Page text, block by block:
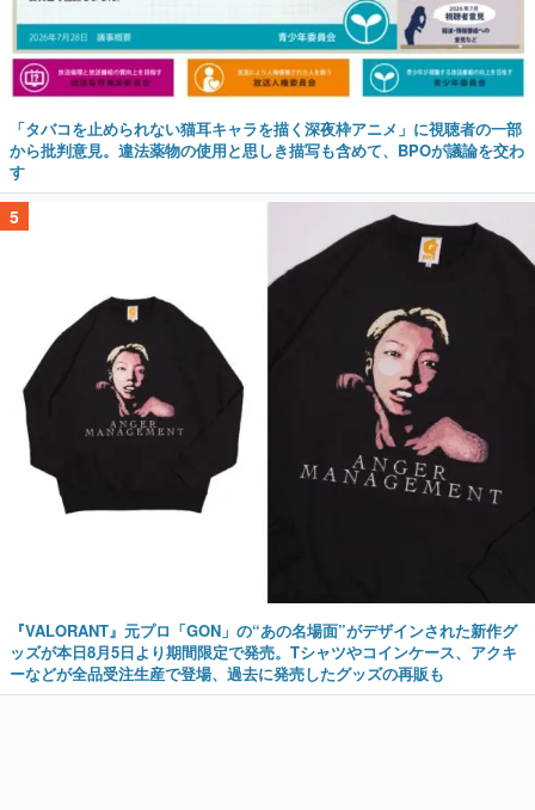
「タバコを止められない猫耳キャラを描く深夜枠アニメ」に視聴者の一部
から批判意見。違法薬物の使用と思しき描写も含めて、BPOが議論を交わ
す
5
『VALORANT』元プロ「GON」の“あの名場面”がデザインされた新作グ
ッズが本日8月5日より期間限定で発売。Tシャツやコインケース、アクキ
ーなどが全品受注生産で登場、過去に発売したグッズの再販も